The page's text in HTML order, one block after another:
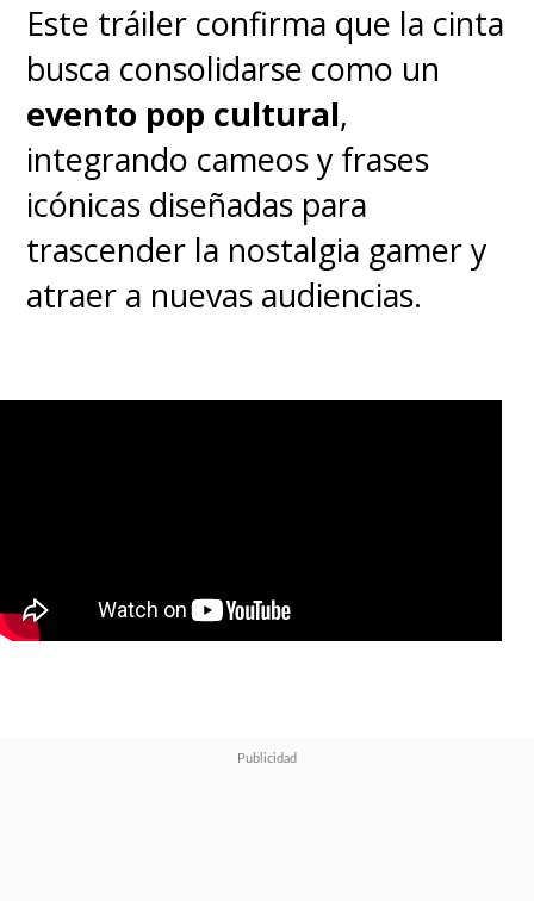
Este tráiler confirma que la cinta
busca consolidarse como un
evento pop cultural,
integrando cameos y frases
icónicas diseñadas para
trascender la nostalgia gamer y
atraer a nuevas audiencias.